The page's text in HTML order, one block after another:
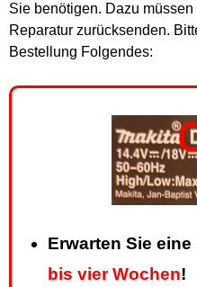
Sie benötigen. Dazu
Reparatur zurücksenden.
Bestellung Folgendes:
Erwarten Sie
bis vier Wochen!